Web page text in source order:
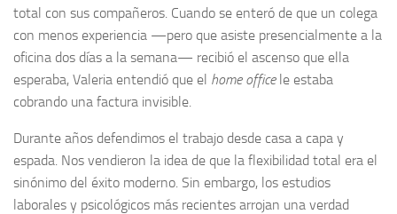
total con sus compañeros. Cuando se enteró de que un colega
con menos experiencia —pero que asiste presencialmente a la
oficina dos días a la semana— recibió el ascenso que ella
esperaba, Valeria entendió que el home officele estaba
cobrando una factura invisible.
Durante años defendimos el trabajo desde casa a capa y
espada. Nos vendieron la idea de que la flexibilidad total era el
sinónimo del éxito moderno. Sin embargo, los estudios
laborales y psicológicos más recientes arrojan una verdad